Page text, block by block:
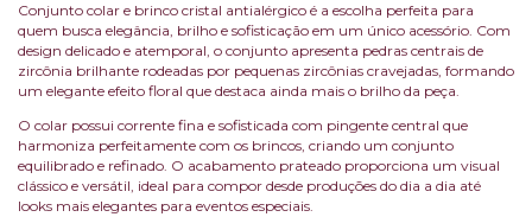
Conjunto colar e brinco cristal antialérgico é a escolha perfeita para
quem busca elegância, brilho e sofisticação em um único acessório. Com
design delicado e atemporal, o conjunto apresenta pedras centrais de
zircônia brilhante rodeadas por pequenas zircônias cravejadas, formando
um elegante efeito floral que destaca ainda mais o brilho da peça.
O colar possui corrente fina e sofisticada com pingente central que
harmoniza perfeitamente com os brincos, criando um conjunto
equilibrado e refinado. O acabamento prateado proporciona um visual
clássico e versátil, ideal para compor desde produções do dia a dia até
looks mais elegantes para eventos especiais.